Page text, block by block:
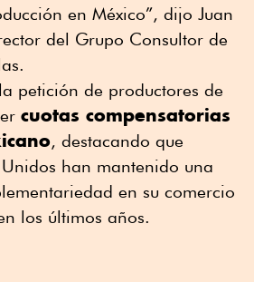
en México”, dijo Juan
del Grupo Consultor de
petición de productores de
cuotas compensatorias
, destacando que
Unidos han mantenido una
en su comercio
los últimos años.